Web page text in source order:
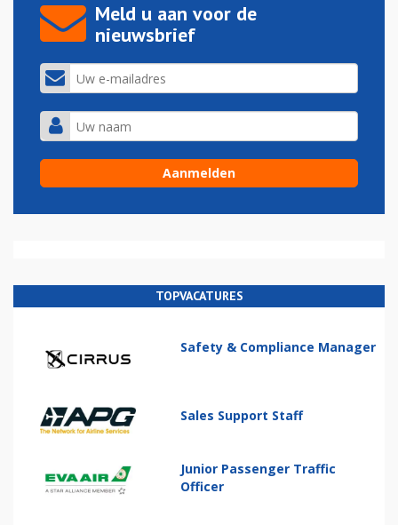
Meld u aan voor de
nieuwsbrief
TOPVACATURES
Safety & Compliance Manager
Sales Support Staff
Junior Passenger Traffic
Officer